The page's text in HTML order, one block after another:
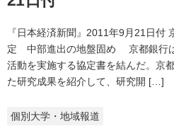
『日本経済新聞』2011年9月21日付
定 中部進出の地盤固め 京都銀行
活動を実施する協定書を結んだ。京
た研究成果を紹介して、研究開 […]
個別大学・地域報道